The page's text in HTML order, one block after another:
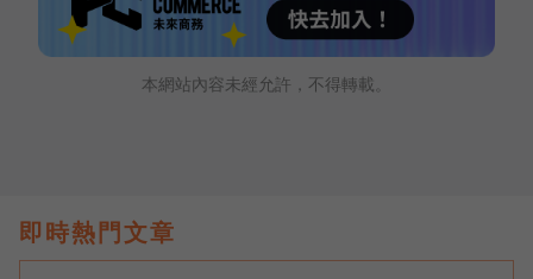
本網站內容未經允許，不得轉載。
即時熱門文章